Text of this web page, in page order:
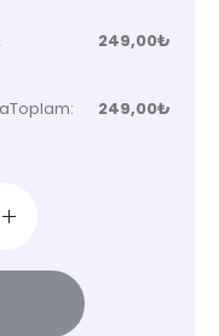
249,00₺
249,00₺